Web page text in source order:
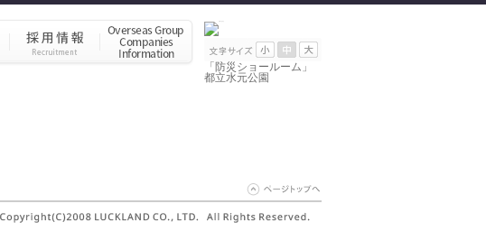
「防災ショールーム」
都立水元公園